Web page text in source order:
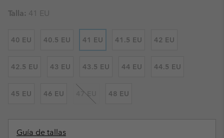
Talla: 41 EU
40 EU 40.5 EU 41 EU 41.5 EU 42 EU
42.5 EU 43 EU 43.5 EU 44 EU 44.5 EU
45 EU 46 EU 47 EU 48 EU
Guía de tallas